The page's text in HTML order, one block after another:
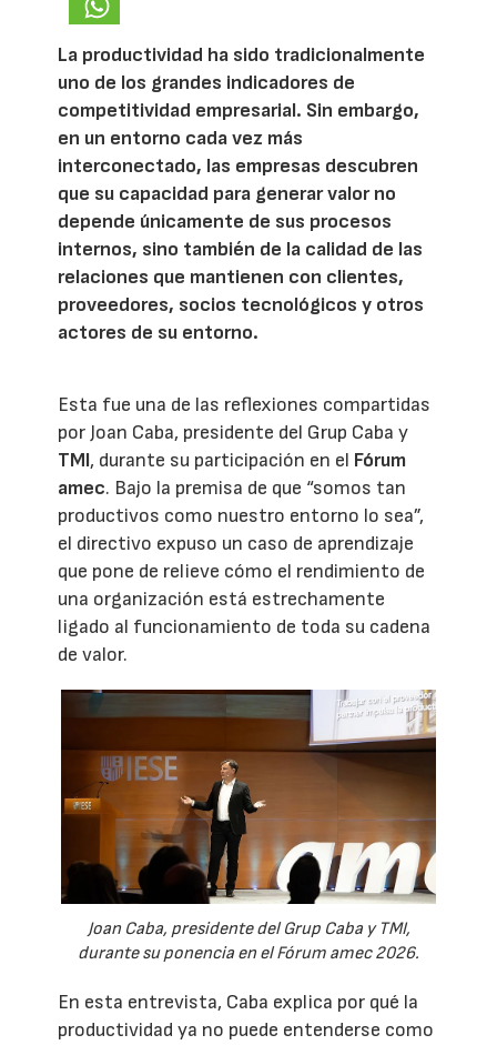
La productividad ha sido tradicionalmente
uno de los grandes indicadores de
competitividad empresarial. Sin embargo,
en un entorno cada vez más
interconectado, las empresas descubren
que su capacidad para generar valor no
depende únicamente de sus procesos
internos, sino también de la calidad de las
relaciones que mantienen con clientes,
proveedores, socios tecnológicos y otros
actores de su entorno.
Esta fue una de las reflexiones compartidas
por Joan Caba, presidente del Grup Caba y
TMI, durante su participación en el Fórum
amec. Bajo la premisa de que “somos tan
productivos como nuestro entorno lo sea”,
el directivo expuso un caso de aprendizaje
que pone de relieve cómo el rendimiento de
una organización está estrechamente
ligado al funcionamiento de toda su cadena
de valor.
Joan Caba, presidente del Grup Caba y TMI,
durante su ponencia en el Fórum amec 2026.
En esta entrevista, Caba explica por qué la
productividad ya no puede entenderse como